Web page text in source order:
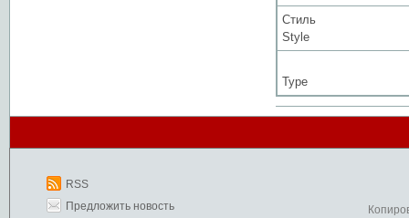
Стиль
Style
Type
RSS
Предложить новость